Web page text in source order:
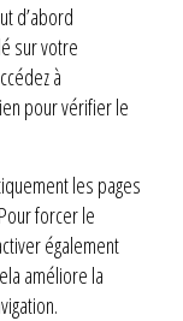
d’abord
sur votre
à
pour vérifier le
les pages
forcer le
également
améliore la